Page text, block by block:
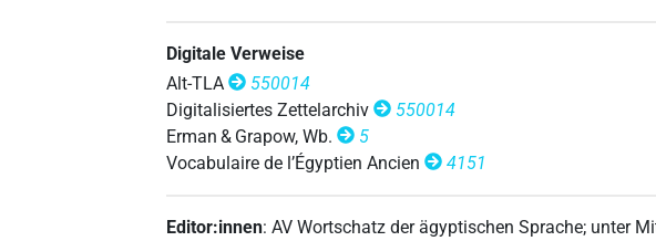
Digitale Verweise
Alt-TLA
550014
Digitalisiertes Zettelarchiv
550014
Erman & Grapow, Wb.
5
Vocabulaire de l’Égyptien Ancien
4151
Editor:innen:AV Wortschatz der ägyptischen Sprache; unter